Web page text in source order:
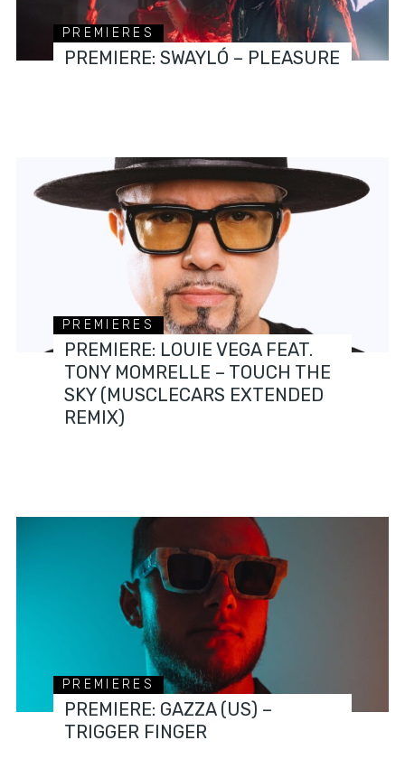
PREMIERES
PREMIERE: SWAYLÓ – PLEASURE
PREMIERES
PREMIERE: LOUIE VEGA FEAT.
TONY MOMRELLE – TOUCH THE
SKY (MUSCLECARS EXTENDED
REMIX)
PREMIERES
PREMIERE: GAZZA (US) –
TRIGGER FINGER